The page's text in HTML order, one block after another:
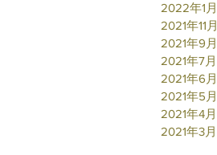
2022年1月
2021年11月
2021年9月
2021年7月
2021年6月
2021年5月
2021年4月
2021年3月